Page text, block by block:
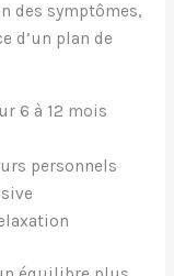
des symptômes,
d’un plan de
6 à 12 mois
personnels